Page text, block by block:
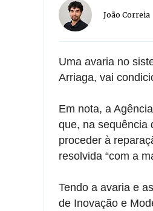
João Correia
Uma avaria no
Arriaga, vai
Em nota, a
que, na sequência
proceder à
resolvida “com a
Tendo a avaria e
de Inovação e